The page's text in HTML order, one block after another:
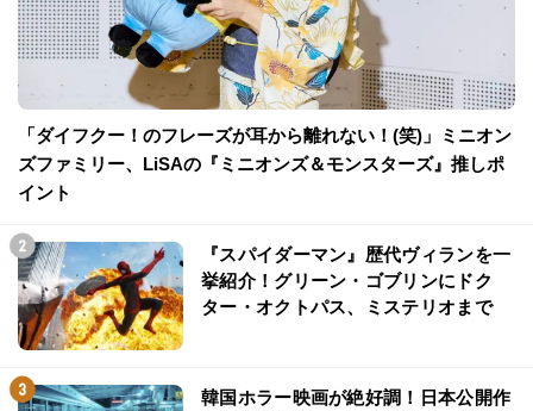
「ダイフクー！のフレーズが耳から離れない！(笑)」ミニオン
ズファミリー、LiSAの『ミニオンズ＆モンスターズ』推しポ
イント
『スパイダーマン』歴代ヴィランを一
挙紹介！グリーン・ゴブリンにドク
ター・オクトパス、ミステリオまで
韓国ホラー映画が絶好調！日本公開作